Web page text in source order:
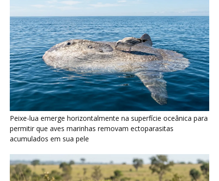
Peixe-lua emerge horizontalmente na superfície oceânica para
permitir que aves marinhas removam ectoparasitas
acumulados em sua pele